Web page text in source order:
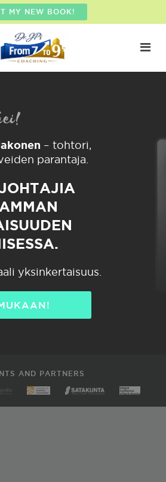
MY NEW BOOK!
– tohtori,
parantaja.
yksinkertaisuus.
AND PARTNERS